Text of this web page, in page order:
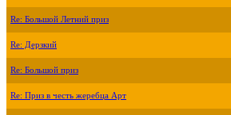
Re: Большой Летний приз
Re: Дерзкий
Re: Большой приз
Re: Приз в честь жеребца Арт